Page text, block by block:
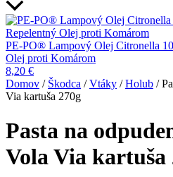
PE-PO® Lampový Olej Citronella
Olej proti Komárom
8,20 €
Domov / Škodca /Vtáky /Holub /
Via kartuša 270g
Pasta na
Vola Via kartuša